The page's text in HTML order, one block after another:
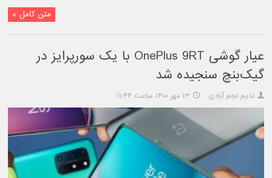
متن کامل »
عیار گوشی OnePlus 9RT با یک سورپرایز در
گیک‌بنچ سنجیده شد
ندیم نجم آبادی ۱۳ مهر ۱۴۰۰ ساعت ۱۱:۴۴